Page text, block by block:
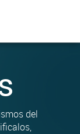
del